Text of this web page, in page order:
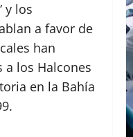
y los
a favor de
han
a los Halcones
en la Bahía